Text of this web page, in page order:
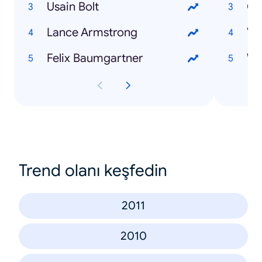
Usain Bolt
Lance Armstrong
Felix Baumgartner
Trend olanı keşfedin
2011
2010